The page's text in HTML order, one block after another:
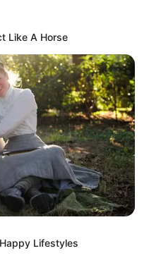
MENU
ET
WIDGETS
Like A Horse
Lifestyles